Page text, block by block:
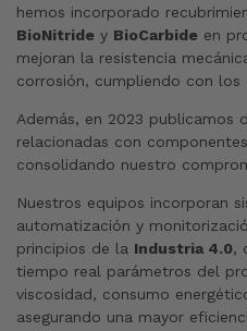
hemos incorporado
BioNitride y BioCarbide en
mejoran la resistencia
corrosión, cumpliendo con los
Además, en 2023 publicamos
relacionadas con
consolidando nuestro
Nuestros equipos incorporan
automatización y
principios de la Industria 4.0,
tiempo real parámetros del
viscosidad, consumo
asegurando una mayor